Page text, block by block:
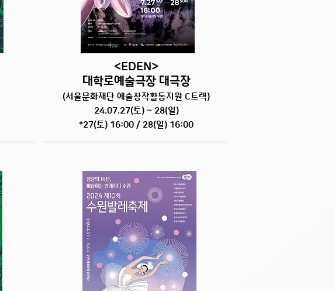
<EDEN>
대학로예술극장 대극장
(서울문화재단 예술창작활동지원 C트랙)
24.07.27(토) ~ 28(일)
*27(토) 16:00 / 28(일) 16:00